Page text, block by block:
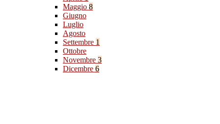
Maggio 8
Giugno
Luglio
Agosto
Settembre 1
Ottobre
Novembre 3
Dicembre 6